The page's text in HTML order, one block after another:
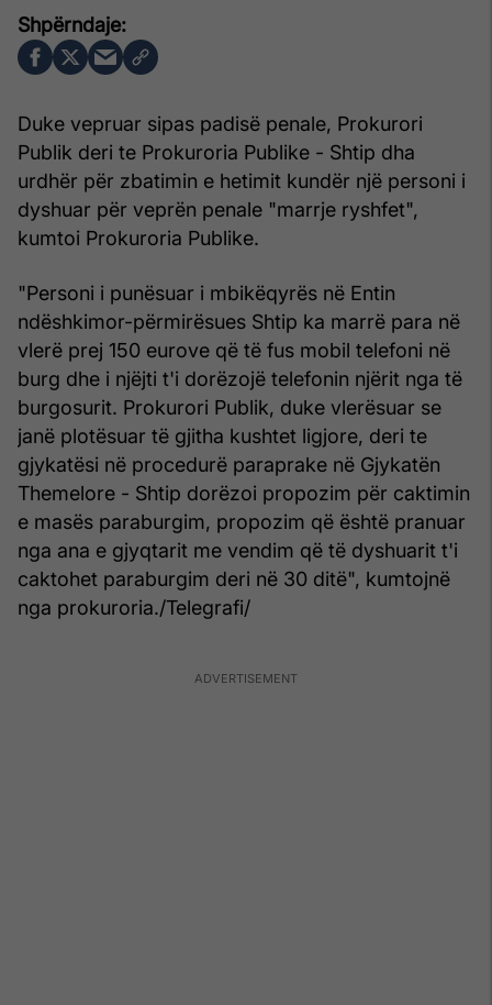
Duke vepruar sipas padisë penale, Prokurori
Publik deri te Prokuroria Publike - Shtip dha
urdhër për zbatimin e hetimit kundër një personi i
dyshuar për veprën penale "marrje ryshfet",
kumtoi Prokuroria Publike.
"Personi i punësuar i mbikëqyrës në Entin
ndëshkimor-përmirësues Shtip ka marrë para në
vlerë prej 150 eurove që të fus mobil telefoni në
burg dhe i njëjti t'i dorëzojë telefonin njërit nga të
burgosurit. Prokurori Publik, duke vlerësuar se
janë plotësuar të gjitha kushtet ligjore, deri te
gjykatësi në procedurë paraprake në Gjykatën
Themelore - Shtip dorëzoi propozim për caktimin
e masës paraburgim, propozim që është pranuar
nga ana e gjyqtarit me vendim që të dyshuarit t'i
caktohet paraburgim deri në 30 ditë", kumtojnë
nga prokuroria./Telegrafi/